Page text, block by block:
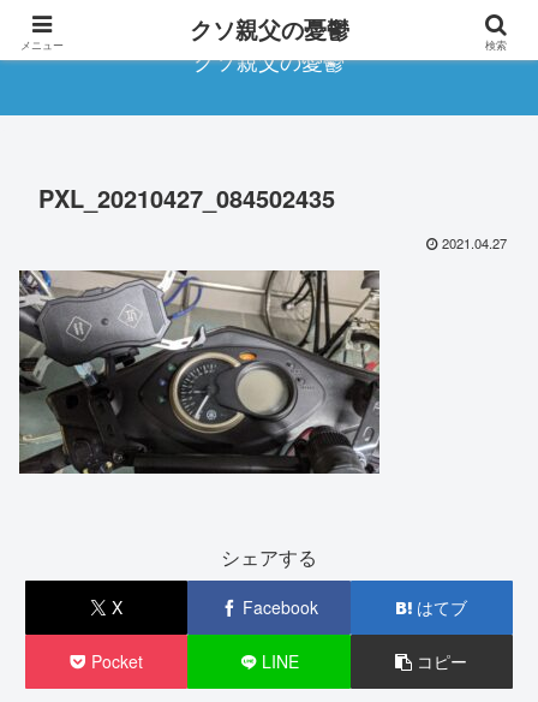
クソ親父の憂鬱
PXL_20210427_084502435
2021.04.27
シェアする
X Facebook はてブ
Pocket LINE コピー
メニュー クソ親父の憂鬱 検索